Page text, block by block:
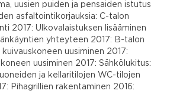
uusien puiden ja pensaiden istutus
asfaltointikorjauksia: C-talon
2017: Ulkovalaistuksen lisääminen
yhteyteen 2017: B-talon
kuivauskoneen uusiminen 2017:
uusiminen 2017: Sähkölukitus:
ja kellaritilojen WC-tilojen
Pihagrillien rakentaminen 2016: